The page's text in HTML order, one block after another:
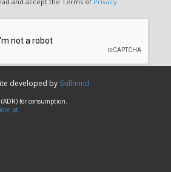
developed by Skillmind
for consumption.